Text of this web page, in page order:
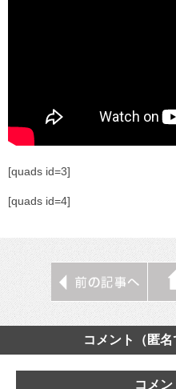
[quads id=3]
[quads id=4]
コメント（匿名
コメ